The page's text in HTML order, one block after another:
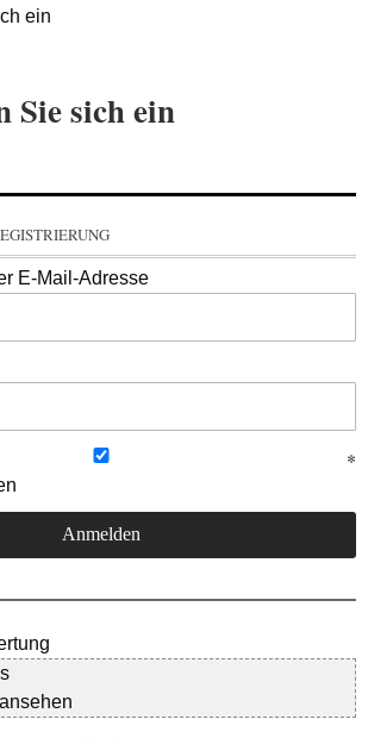
ein
Sie sich ein
E-Mail-Adresse